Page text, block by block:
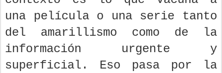
una película o una serie tanto
del amarillismo como de la
información urgente y
superficial. Eso pasa por la